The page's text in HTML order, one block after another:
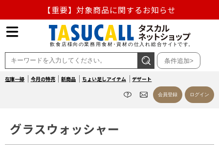
【重要】対象商品に関するお知らせ
【重要】熊本地震の影響による商品出荷停止のお知らせ
熊本県熊本地方を震源とする地震の影響によるお荷物のお
届け遅延について
条件追加>
在庫一掃 今月の特売 新商品 ちょい足しアイテム デザート
会員登録 ログイン
グラスウォッシャー